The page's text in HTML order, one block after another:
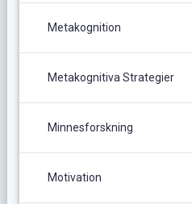
Metakognition
Metakognitiva Strategier
Minnesforskning
Motivation